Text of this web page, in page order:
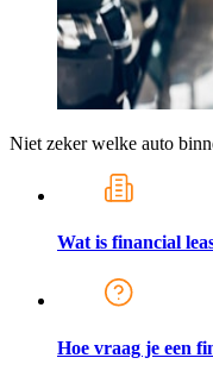
Niet zeker welke auto
Wat is financial
Hoe vraag je een